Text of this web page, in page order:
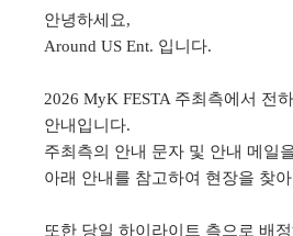
안녕하세요,
Around US Ent. 입니다.
2026 MyK FESTA 주최측에서 전
안내입니다.
주최측의 안내 문자 및 안내 메일
아래 안내를 참고하여 현장을 찾
또한 당일 하이라이트 측으로 배